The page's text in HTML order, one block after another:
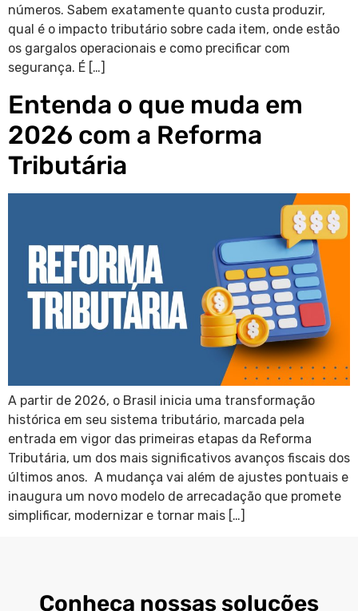
números. Sabem exatamente quanto custa produzir,
qual é o impacto tributário sobre cada item, onde estão
os gargalos operacionais e como precificar com
segurança. É […]
Entenda o que muda em
2026 com a Reforma
Tributária
A partir de 2026, o Brasil inicia uma transformação
histórica em seu sistema tributário, marcada pela
entrada em vigor das primeiras etapas da Reforma
Tributária, um dos mais significativos avanços fiscais dos
últimos anos. A mudança vai além de ajustes pontuais e
inaugura um novo modelo de arrecadação que promete
simplificar, modernizar e tornar mais […]
Conheça nossas soluções